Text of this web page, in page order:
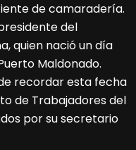
de camaradería.
del
quien nació un día
Maldonado.
recordar esta fecha
de Trabajadores del
por su secretario